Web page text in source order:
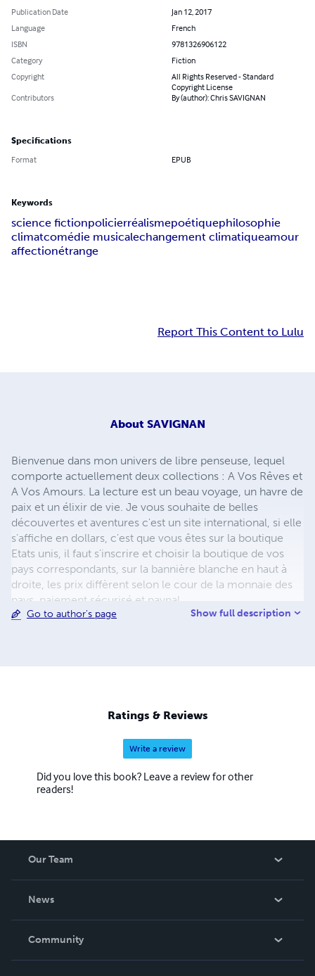
Publication Date
Jan 12, 2017
Language
French
ISBN
9781326906122
Category
Fiction
Copyright
All Rights Reserved - Standard
Copyright License
Contributors
By (author): Chris SAVIGNAN
Specifications
Format EPUB
Keywords
science fictionpolicierréalismepoétiquephilosophie
climatcomédie musicalechangement climatiqueamour
affectionétrange
Report This Content to Lulu
About SAVIGNAN
Bienvenue dans mon univers de libre penseuse, lequel
comporte actuellement deux collections : A Vos Rêves et
A Vos Amours. La lecture est un beau voyage, un havre de
paix et un élixir de vie. Je vous souhaite de belles
découvertes et aventures c'est un site international, si elle
s'affiche en dollars, c'est que vous êtes sur la boutique
Etats unis, il faut s'inscrire et choisir la boutique de vos
pays correspondants, sur la bannière blanche en haut à
droite, les prix diffèrent selon le cour de la monnaie des
pays, paiement sécurisé et paypal
Go to author's page Show full description
Ratings & Reviews
Write a review
Did you love this book? Leave a review for other
readers!
Our Team
News
In The News
Community